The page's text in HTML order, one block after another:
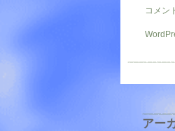
コメン
アー